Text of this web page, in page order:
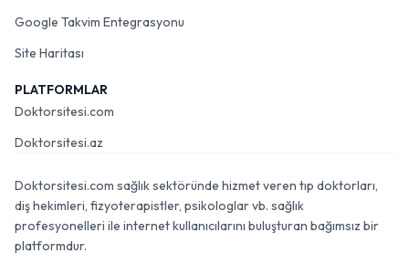
Google Takvim Entegrasyonu
Site Haritası
PLATFORMLAR
Doktorsitesi.com
Doktorsitesi.az
Doktorsitesi.com sağlık sektöründe hizmet veren tıp doktorları,
diş hekimleri, fizyoterapistler, psikologlar vb. sağlık
profesyonelleri ile internet kullanıcılarını buluşturan bağımsız bir
platformdur.